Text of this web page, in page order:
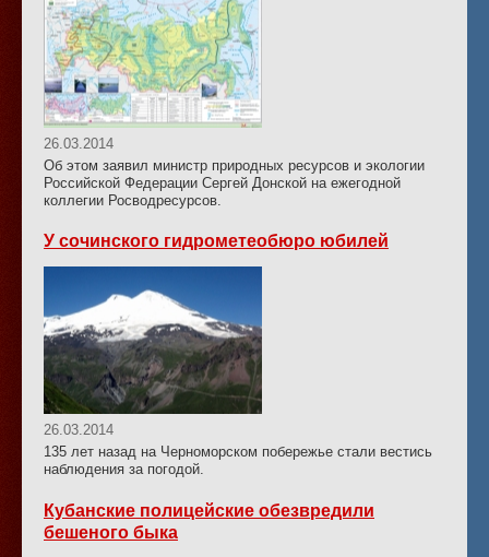
26.03.2014
Об этом заявил министр природных ресурсов и экологии
Российской Федерации Сергей Донской на ежегодной
коллегии Росводресурсов.
У сочинского гидрометеобюро юбилей
26.03.2014
135 лет назад на Черноморском побережье стали вестись
наблюдения за погодой.
Кубанские полицейские обезвредили
бешеного быка